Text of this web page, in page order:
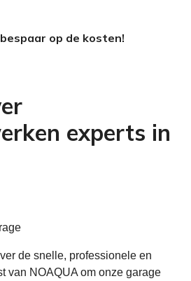
op de kosten!
experts in
de snelle, professionele en
van NOAQUA om onze garage